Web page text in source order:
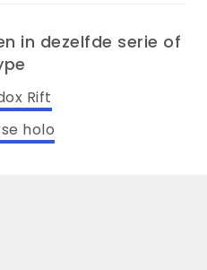
in dezelfde serie of
Rift
holo